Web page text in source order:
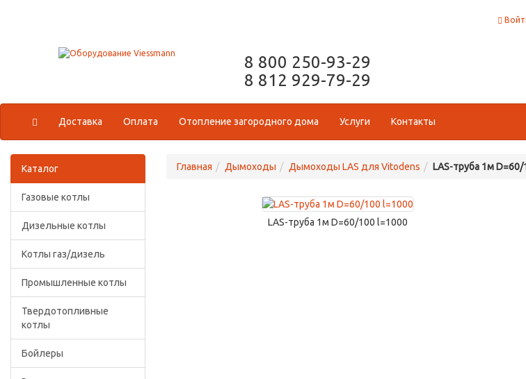
8 800 250-93-29
8 812 929-79-29
Доставка Оплата Отопление загородного дома Услуги Контакты
Каталог
Газовые котлы
Дизельные котлы
Котлы газ/дизель
Промышленные котлы
Твердотопливные
котлы
Бойлеры
Главная Дымоходы Дымоходы LAS для Vitodens LAS-труба 1м
LAS-труба 1м D=60/100 l=1000